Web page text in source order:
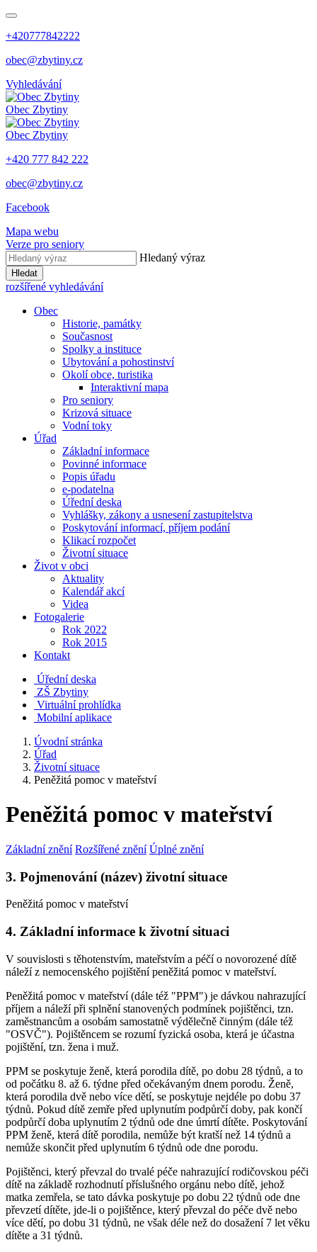
+420777842222
obec@zbytiny.cz
Vyhledávání
Obec Zbytiny
Obec Zbytiny
+420 777 842 222
obec@zbytiny.cz
Facebook
Mapa webu
Verze pro seniory
Hledaný výraz
Hledat
rozšířené vyhledávání
Obec
Historie, památky
Současnost
Spolky a instituce
Ubytování a pohostinství
Okolí obce, turistika
Interaktivní mapa
Pro seniory
Krizová situace
Vodní toky
Úřad
Základní informace
Povinné informace
Popis úřadu
e-podatelna
Úřední deska
Vyhlášky, zákony a usnesení zastupitelstva
Poskytování informací, příjem podání
Klikací rozpočet
Životní situace
Život v obci
Aktuality
Kalendář akcí
Videa
Fotogalerie
Rok 2022
Rok 2015
Kontakt
Úřední deska
ZŠ Zbytiny
Virtuální prohlídka
Mobilní aplikace
Úvodní stránka
Úřad
Životní situace
Peněžitá pomoc v mateřství
Peněžitá pomoc v mateřství
Základní znění Rozšířené znění Úplné znění
3. Pojmenování (název) životní situace
Peněžitá pomoc v mateřství
4. Základní informace k životní situaci
V souvislosti s těhotenstvím, mateřstvím a péčí o novorozené dítě
náleží z nemocenského pojištění peněžitá pomoc v mateřství.
Peněžitá pomoc v mateřství (dále též "PPM") je dávkou nahrazující
příjem a náleží při splnění stanovených podmínek pojištěnci, tzn.
zaměstnancům a osobám samostatně výdělečně činným (dále též
"OSVČ"). Pojištěncem se rozumí fyzická osoba, která je účastna
pojištění, tzn. žena i muž.
PPM se poskytuje ženě, která porodila dítě, po dobu 28 týdnů, a to
od počátku 8. až 6. týdne před očekávaným dnem porodu. Ženě,
která porodila dvě nebo více dětí, se poskytuje nejdéle po dobu 37
týdnů. Pokud dítě zemře před uplynutím podpůrčí doby, pak končí
podpůrčí doba uplynutím 2 týdnů ode dne úmrtí dítěte. Poskytování
PPM ženě, která dítě porodila, nemůže být kratší než 14 týdnů a
nemůže skončit před uplynutím 6 týdnů ode dne porodu.
Pojištěnci, který převzal do trvalé péče nahrazující rodičovskou péči
dítě na základě rozhodnutí příslušného orgánu nebo dítě, jehož
matka zemřela, se tato dávka poskytuje po dobu 22 týdnů ode dne
převzetí dítěte, jde-li o pojištěnce, který převzal do péče dvě nebo
více dětí, po dobu 31 týdnů, ne však déle než do dosažení 7 let věku
dítěte a 31 týdnů.